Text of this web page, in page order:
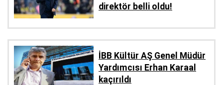
direktör belli oldu!
İBB Kültür AŞ Genel Müdür
Yardımcısı Erhan Karaal
kaçırıldı